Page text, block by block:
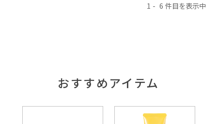
1 6
おすすめアイテム